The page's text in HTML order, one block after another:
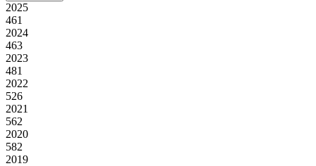
2025
461
2024
463
2023
481
2022
526
2021
562
2020
582
2019